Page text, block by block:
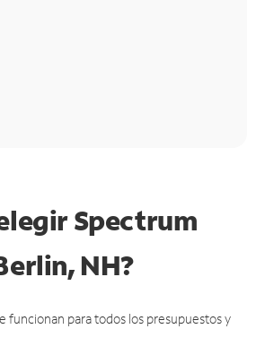
Spectrum
NH?
funcionan para todos los presupuestos y